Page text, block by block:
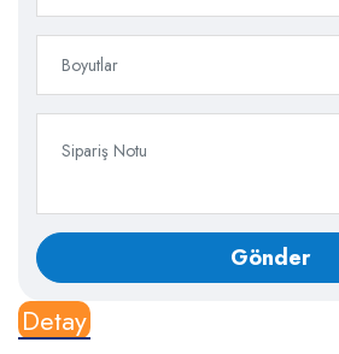
Detay